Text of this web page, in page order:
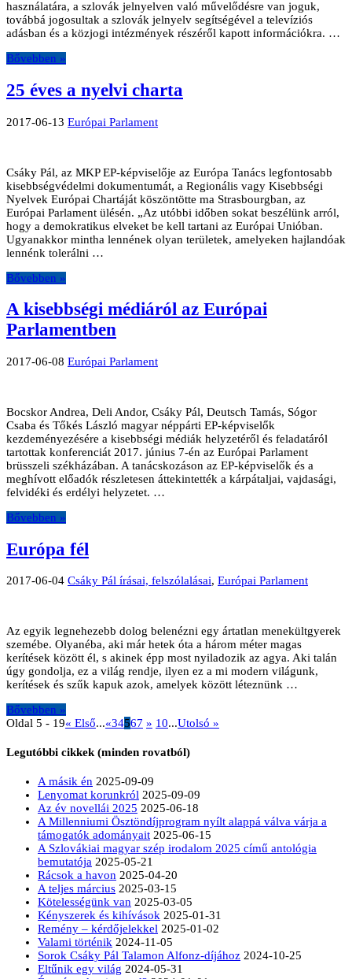
használatára, a szlovák jelnyelven való művelődésre van joguk,
továbbá jogosultak a szlovák jelnyelv segítségével a televíziós
adásban és a közjogi intézmények részéről kapott információkra. …
Bővebben »
25 éves a nyelvi charta
2017-06-13 Európai Parlament
Csáky Pál, az MKP EP-képviselője az Európa Tanács legfontosabb
kisebbségvédelmi dokumentumát, a Regionális vagy Kisebbségi
Nyelvek Európai Chartáját köszöntötte ma Strasbourgban, az
Európai Parlament ülésén. „Az utóbbi időben sokat beszélünk arról,
hogy a demokratikus elveket be kell tartani az Európai Unióban.
Ugyanakkor mintha lennének olyan területek, amelyeken hajlandóak
lennénk tolerálni …
Bővebben »
A kisebbségi médiáról az Európai
Parlamentben
2017-06-08 Európai Parlament
Bocskor Andrea, Deli Andor, Csáky Pál, Deutsch Tamás, Sógor
Csaba és Tőkés László magyar néppárti EP-képviselők
kezdeményezésére a kisebbségi médiák helyzetéről és feladatáról
tartottak konferenciát 2017. június 7-én az Európai Parlament
brüsszeli székházában. A tanácskozáson az EP-képviselők és a
meghívott előadók részletesen áttekintették a kárpátaljai, vajdasági,
felvidéki és erdélyi helyzetet. …
Bővebben »
Európa fél
2017-06-04 Csáky Pál írásai, felszólalásai, Európai Parlament
Az egyik legnehezebb dolog belenézni egy ártatlan menekültgyerek
szemébe. Olyanéba, aki már hetek óta a három méter magas
kerítések között él, s akinek épp most nyiladozik az agya. Aki talán
úgy gondolja, ez a világ rendje, ilyen ez a mi modern világunk,
kerítések és szűk kapuk azok, amelyek között léteznünk …
Bővebben »
Oldal 5 - 19« Első...«34567 » 10...Utolsó »
Legutóbbi cikkek (minden rovatból)
A másik én 2025-09-09
Lenyomat korunkról 2025-09-09
Az év novellái 2025 2025-06-18
A Millenniumi Ösztöndíjprogram nyílt alappá válva várja a
támogatók adományait 2025-06-15
A Szlovákiai magyar szép irodalom 2025 című antológia
bemutatója 2025-05-21
Rácsok a havon 2025-04-20
A teljes március 2025-03-15
Kötelességünk van 2025-03-05
Kényszerek és kihívások 2025-01-31
Remény – kérdőjelekkel 2025-01-02
Valami történik 2024-11-05
Sorok Csáky Pál Talamon Alfonz-díjához 2024-10-25
Eltűnik egy világ 2024-05-31